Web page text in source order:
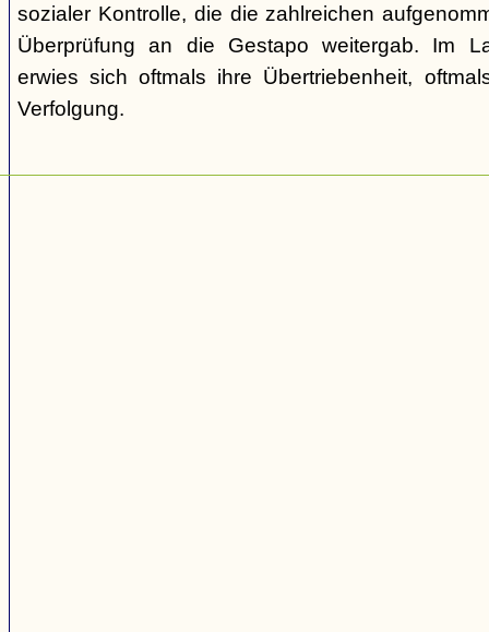
sozialer Kontrolle, die die zahlreichen
Überprüfung an die Gestapo weitergab. Im
erwies sich oftmals ihre Übertriebenheit,
Verfolgung.